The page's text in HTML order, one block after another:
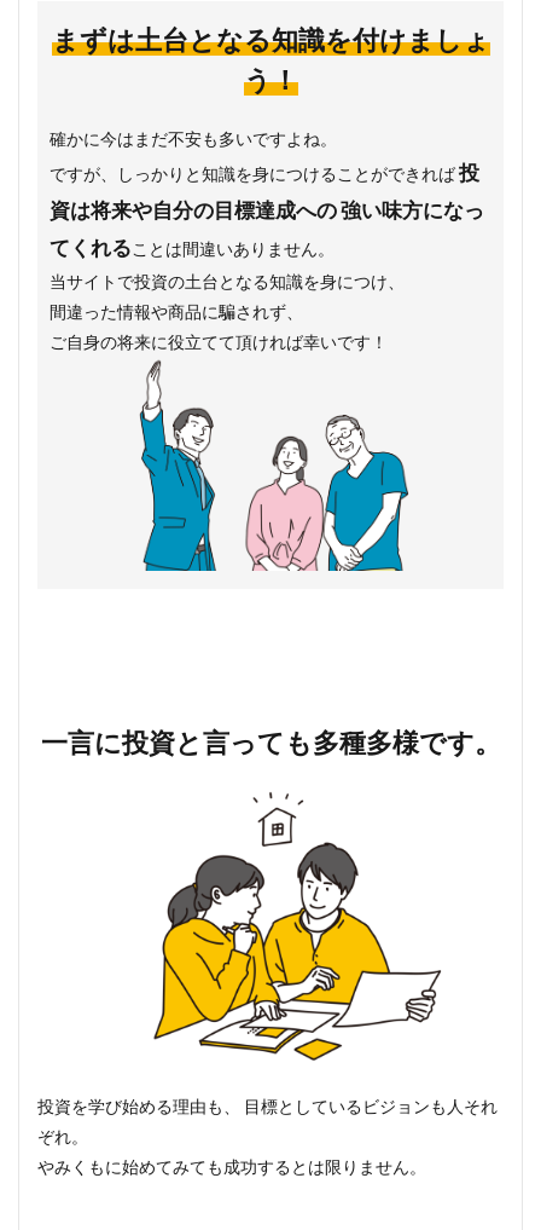
まずは土台となる知識を付けましょ
う！
確かに今はまだ不安も多いですよね。
ですが、しっかりと知識を身につけることができれば投
資は将来や自分の目標達成への 強い味方になっ
てくれることは間違いありません。
当サイトで投資の土台となる知識を身につけ、
間違った情報や商品に騙されず、
ご自身の将来に役立てて頂ければ幸いです！
一言に投資と言っても多種多様です。
投資を学び始める理由も、 目標としているビジョンも人それ
ぞれ。
やみくもに始めてみても成功するとは限りません。